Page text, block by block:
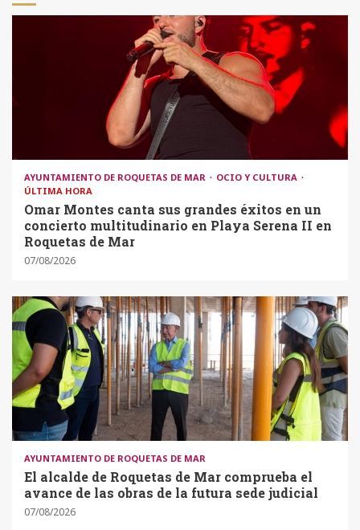
AYUNTAMIENTO DE ROQUETAS DE MAR
OCIO Y CULTURA
ÚLTIMA HORA
Omar Montes canta sus grandes éxitos en un
concierto multitudinario en Playa Serena II en
Roquetas de Mar
07/08/2026
AYUNTAMIENTO DE ROQUETAS DE MAR
El alcalde de Roquetas de Mar comprueba el
avance de las obras de la futura sede judicial
07/08/2026